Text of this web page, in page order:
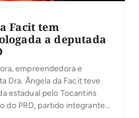
Facit tem
a deputada
empreendedora e
Dra. Ângela da Facit teve
estadual pelo Tocantins
do PRD, partido integrante